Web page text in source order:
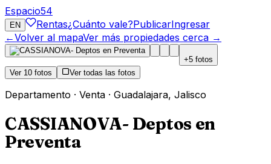
Espacio54
EN Rentas¿Cuánto vale?PublicarIngresar
←Volver al mapaVer más propiedades cerca →
+5 fotos
Ver 10 fotos Ver todas las fotos
Departamento · Venta · Guadalajara, Jalisco
CASSIANOVA- Deptos en
Preventa